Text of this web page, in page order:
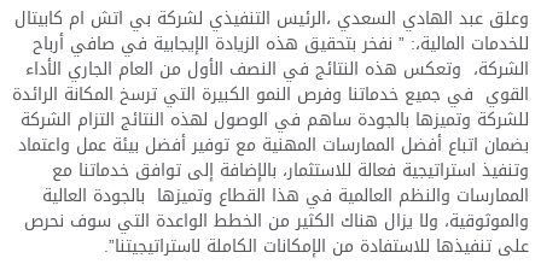
وعلق عبد الهادي السعدي ،الرئيس التنفيذي لشركة بي اتش ام كابيتال
للخدمات المالية،: ” نفخر بتحقيق هذه الزيادة الإيجابية في صافي أرباح
الشركة، وتعكس هذه النتائج في النصف الأول من العام الجاري الأداء
القوي في جميع خدماتنا وفرص النمو الكبيرة التي ترسخ المكانة الرائدة
للشركة وتميزها بالجودة ساهم في الوصول لهذه النتائج التزام الشركة
بضمان اتباع أفضل الممارسات المهنية مع توفير أفضل بيئة عمل واعتماد
وتنفيذ استراتيجية فعالة للاستثمار، بالإضافة إلى توافق خدماتنا مع
الممارسات والنظم العالمية في هذا القطاع وتميزها بالجودة العالية
والموثوقية، ولا يزال هناك الكثير من الخطط الواعدة التي سوف نحرص
على تنفيذها للاستفادة من الإمكانات الكاملة لاستراتيجيتنا”.